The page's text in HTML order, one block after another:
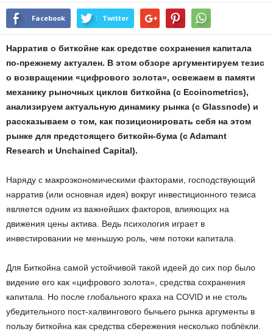
Facebook Twitter
Нарратив о биткойне как средстве сохранения капитала
по-прежнему актуален. В этом обзоре аргументируем тезис
о возвращении «цифрового золота», освежаем в памяти
механику рыночных циклов биткойна (с Ecoinometrics),
анализируем актуальную динамику рынка (с Glassnode) и
рассказываем о том, как позиционировать себя на этом
рынке для предстоящего биткойн-бума (c Adamant
Research и Unchained Capital).
Наряду с макроэкономическими факторами, господствующий
нарратив (или основная идея) вокруг инвестиционного тезиса
является одним из важнейших факторов, влияющих на
движения цены актива. Ведь психология играет в
инвестировании не меньшую роль, чем потоки капитала.
Для Биткойна самой устойчивой такой идеей до сих пор было
видение его как «цифрового золота», средства сохранения
капитала. Но после глобального краха на COVID и не столь
убедительного пост-халвингового бычьего рынка аргументы в
пользу биткойна как средства сбережения несколько поблёкли.